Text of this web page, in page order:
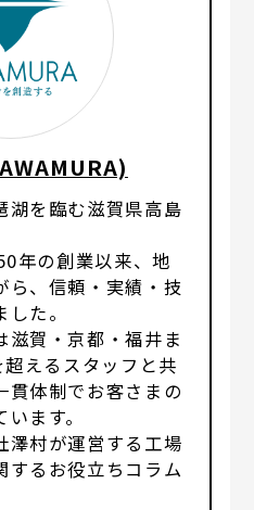
湖を臨む滋賀県高島
年の創業以来、地
ら、信頼・実績・技
た。
滋賀・京都・福井ま
えるスタッフと共
貫体制でお客さまの
ます。
澤村が運営する工場
するお役立ちコラム